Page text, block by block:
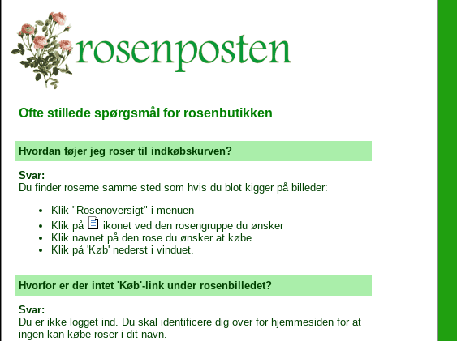
Ofte stillede spørgsmål for rosenbutikken
Hvordan føjer jeg roser til indkøbskurven?
Svar:
Du finder roserne samme sted som hvis du blot kigger på billeder:
Klik "Rosenoversigt" i menuen
Klik på
ikonet ved den rosengruppe du ønsker
Klik navnet på den rose du ønsker at købe.
Klik på 'Køb' nederst i vinduet.
Hvorfor er der intet 'Køb'-link under rosenbilledet?
Svar:
Du er ikke logget ind. Du skal identificere dig over for hjemmesiden for at
ingen kan købe roser i dit navn.